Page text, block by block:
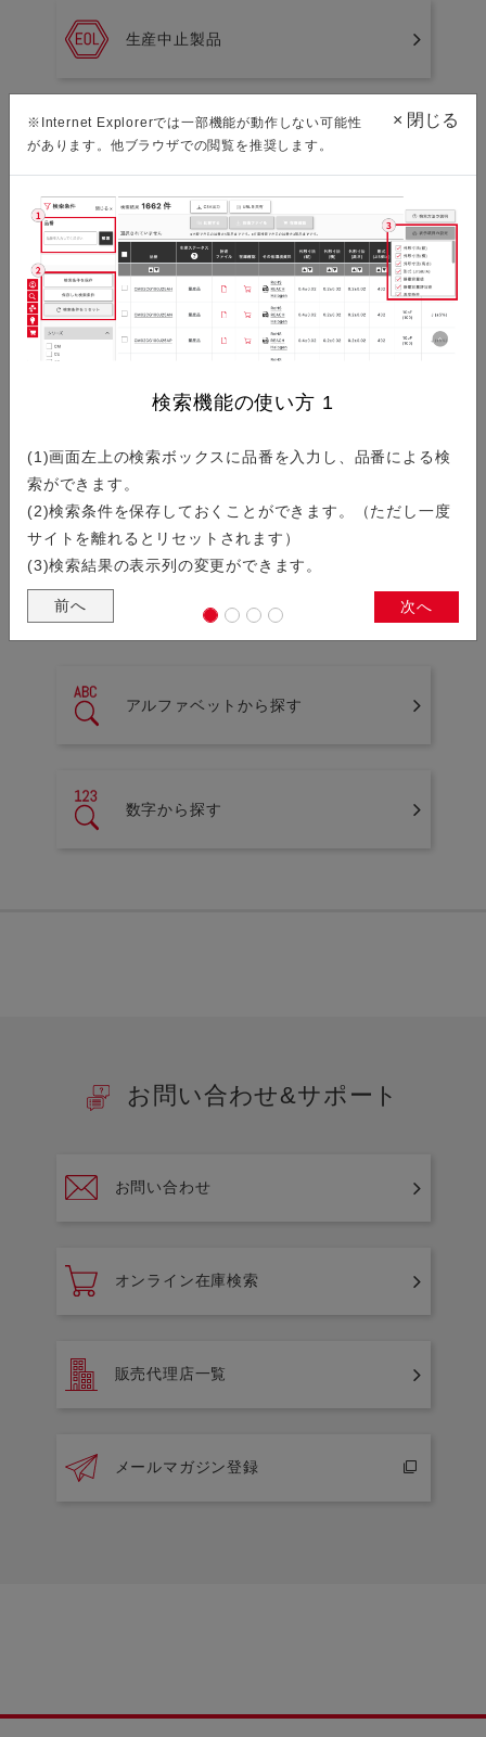
※Internet Explorerでは一部機能が動作しない可能性
があります。他ブラウザでの閲覧を推奨します。
× 閉じる
検索機能の使い方 1
(1)画面左上の検索ボックスに品番を入力し、品番による検
索ができます。
(2)検索条件を保存しておくことができます。（ただし一度
サイトを離れるとリセットされます）
(3)検索結果の表示列の変更ができます。
前へ 次へ
生産中止製品
新規採用非推奨製品
環境資料ダウンロード
ISO/IATF認証取得状況
製品検索
シリーズから探す
シリーズ名の一覧から製品を検索することができます。
アルファベットから探す
数字から探す
お問い合わせ&サポート
お問い合わせ
オンライン在庫検索
販売代理店一覧
メールマガジン登録